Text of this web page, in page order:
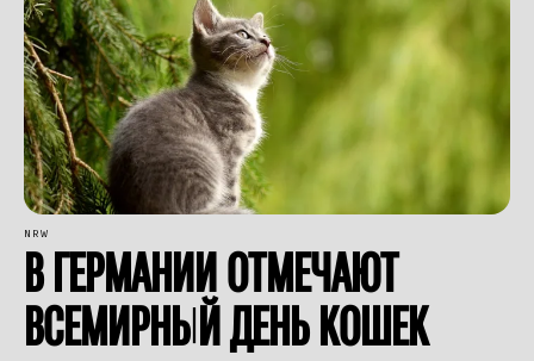
NRW
В ГЕРМАНИИ ОТМЕЧАЮТ
ВСЕМИРНЫЙ ДЕНЬ КОШЕК